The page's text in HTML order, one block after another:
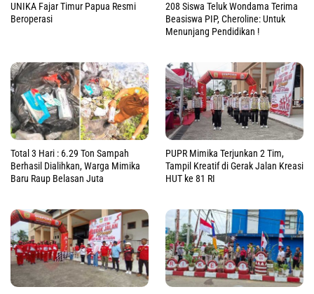
UNIKA Fajar Timur Papua Resmi
Beroperasi
208 Siswa Teluk Wondama Terima
Beasiswa PIP, Cheroline: Untuk
Menunjang Pendidikan !
Total 3 Hari : 6.29 Ton Sampah
Berhasil Dialihkan, Warga Mimika
Baru Raup Belasan Juta
PUPR Mimika Terjunkan 2 Tim,
Tampil Kreatif di Gerak Jalan Kreasi
HUT ke 81 RI